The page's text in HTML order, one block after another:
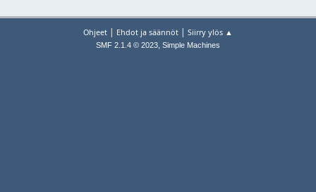
Ohjeet | Ehdot ja säännöt | Siirry ylös ▲
SMF 2.1.4 © 2023, Simple Machines